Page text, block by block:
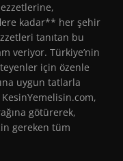
kadar** her şehir
tanıtan bu
veriyor. Türkiye’nin
için özenle
uygun tatlarla
götürerek,
gereken tüm